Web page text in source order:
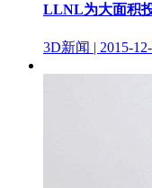
LLNL为大面积
3D新闻 | 2015-